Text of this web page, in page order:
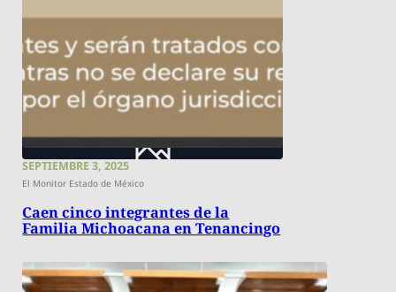
SEPTIEMBRE 3, 2025
El Monitor Estado de México
Caen cinco integrantes de la
Familia Michoacana en Tenancingo